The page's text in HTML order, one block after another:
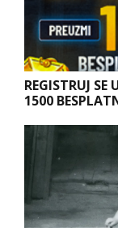
REGISTRUJ
1500